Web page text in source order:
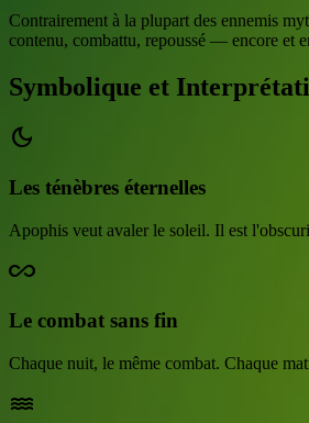
Contrairement à la plupart des ennemis
contenu, combattu, repoussé — encore et
Symbolique et
dark_mode
Les ténèbres éternelles
Apophis veut avaler le soleil. Il est
all_inclusive
Le combat sans fin
Chaque nuit, le même combat. Chaque
water